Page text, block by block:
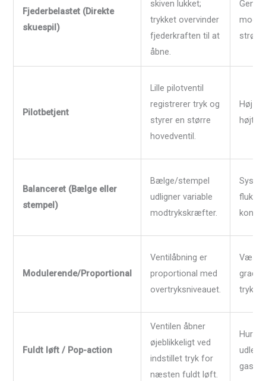
Fjederbelastet (Direkte
skuespil)
skiven lukket;
trykket overvinder
fjederkraften til at
åbne.
Pilotbetjent
Lille pilotventil
registrerer tryk og
styrer en større
hovedventil.
Høj
Balanceret (Bælge eller
stempel)
Bælge/stempel
udligner variable
modtrykskræfter.
Modulerende/Proportional
Ventilåbning er
proportional med
overtryksniveauet.
Fuldt løft / Pop-action
Ventilen åbner
øjeblikkeligt ved
indstillet tryk for
næsten fuldt løft.